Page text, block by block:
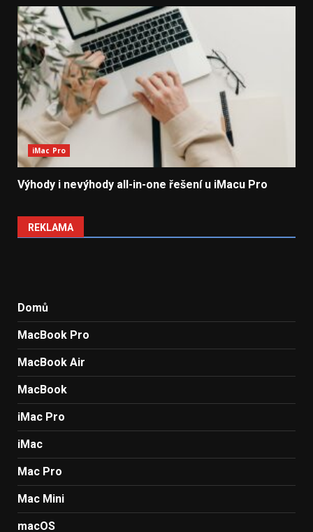
iMac Pro
Výhody i nevýhody all-in-one řešení u iMacu Pro
REKLAMA
Domů
MacBook Pro
MacBook Air
MacBook
iMac Pro
iMac
Mac Pro
Mac Mini
macOS